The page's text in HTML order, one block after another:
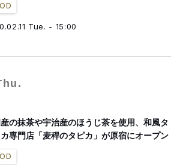
Tue. - 15:00
の抹茶や宇治産のほうじ茶を使用、和風タ
専門店「麦稈のタピカ」が原宿にオープン